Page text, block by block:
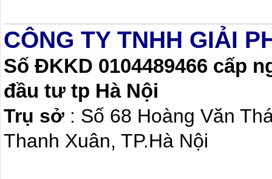
CÔNG TY TNHH GIẢI
Số ĐKKD 0104489466 cấp
đầu tư tp Hà Nội
Trụ sở : Số 68 Hoàng Văn
Thanh Xuân, TP.Hà Nội